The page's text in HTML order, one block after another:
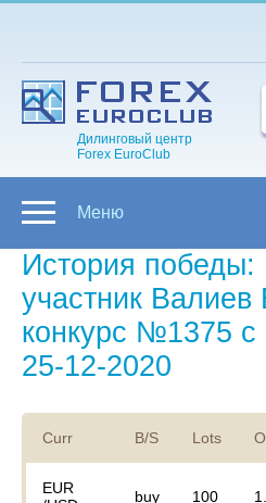
Дилинговый центр
Forex EuroClub
Меню
История победы:
участник
конкурс №1375 с
25-12-2020
Curr B/S Lots
EUR
buy 100